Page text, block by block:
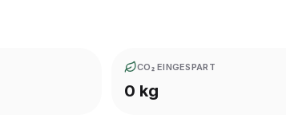
CO₂ EINGESPART
0 kg